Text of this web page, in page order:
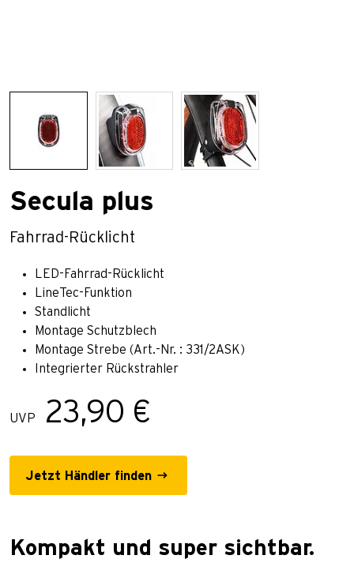
Secula plus
Fahrrad-Rücklicht
LED-Fahrrad-Rücklicht
LineTec-Funktion
Standlicht
Montage Schutzblech
Montage Strebe (Art.-Nr. : 331/2ASK)
Integrierter Rückstrahler
UVP 23,90 €
Jetzt Händler finden
Kompakt und super sichtbar.